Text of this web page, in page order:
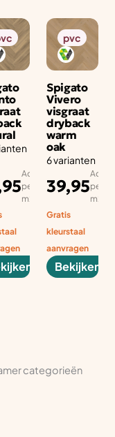
Adviesprijs
per aantal
m2
pvc
Spigato
Vivero
visgraat
dryback
warm
oak
6 varianten
39,95per
m2
Gratis
kleurstaal
aanvragen
Bekijken
categorieën